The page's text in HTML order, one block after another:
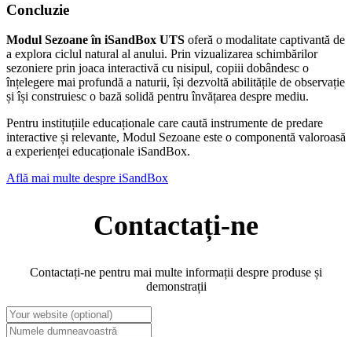
Concluzie
Modul Sezoane în iSandBox UTS oferă o modalitate captivantă de
a explora ciclul natural al anului. Prin vizualizarea schimbărilor
sezoniere prin joaca interactivă cu nisipul, copiii dobândesc o
înțelegere mai profundă a naturii, își dezvoltă abilitățile de observație
și își construiesc o bază solidă pentru învățarea despre mediu.
Pentru instituțiile educaționale care caută instrumente de predare
interactive și relevante, Modul Sezoane este o componentă valoroasă
a experienței educaționale iSandBox.
Află mai multe despre iSandBox
Contactați-ne
Contactați-ne pentru mai multe informații despre produse și
demonstrații